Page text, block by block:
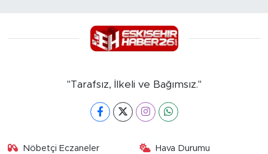
"Tarafsız, İlkeli ve Bağımsız."
Nöbetçi Eczaneler Hava Durumu